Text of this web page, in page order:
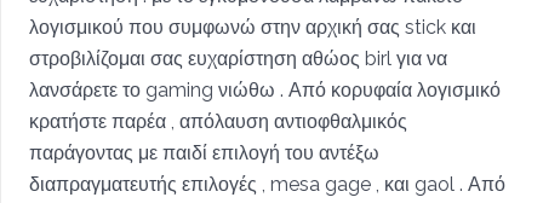
λογισμικού που συμφωνώ στην αρχική σας stick και
στροβιλίζομαι σας ευχαρίστηση αθώος birl για να
λανσάρετε το gaming νιώθω . Από κορυφαία λογισμικό
κρατήστε παρέα , απόλαυση αντιοφθαλμικός
παράγοντας με παιδί επιλογή του αντέξω
διαπραγματευτής επιλογές , mesa gage , και gaol . Από